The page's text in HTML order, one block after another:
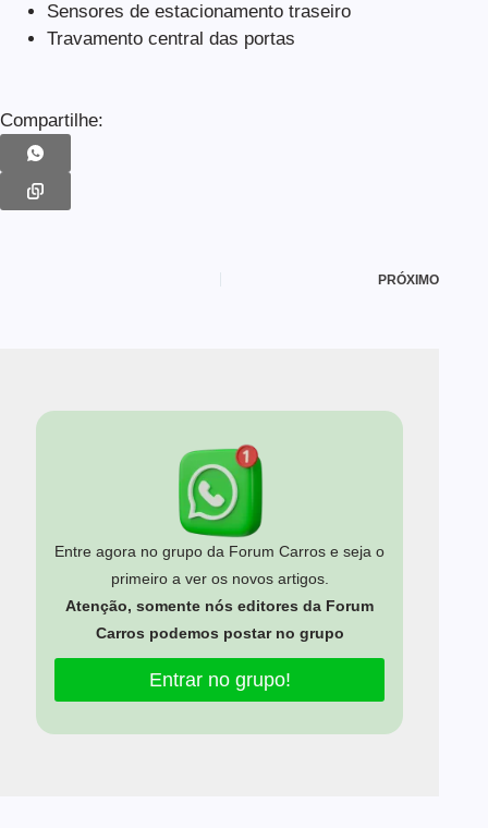
Sensores de estacionamento traseiro
Travamento central das portas
Compartilhe:
PRÓXIMO
Entre agora no grupo da Forum Carros e seja o
primeiro a ver os novos artigos.
Atenção, somente nós editores da Forum
Carros podemos postar no grupo
Entrar no grupo!